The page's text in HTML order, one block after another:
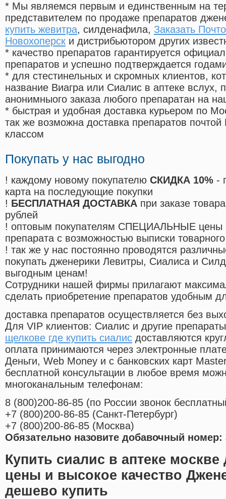
* Мы являемся первым и единственным на
представителем по продаже препаратов
купить жевитра, силденафила, Заказать
Новохоперск и дистрибьютором других
* качество препаратов гарантируется
препаратов и успешно подтверждается
* для стестинельных и скромных клиентов,
название Виагра или Сиалис в аптеке вслух,
анонимныого заказа любого препаратан на
* быстрая и удобная доставка курьером по
так же возможна доставка препаратов
классом
Покупать у нас выгодно
! каждому новому покупателю СКИДКА 10% -
карта на последующие покупки
! БЕСПЛАТНАЯ ДОСТАВКА при заказе
рублей
! оптовым покупателям СПЕЦИАЛЬНЫЕ цены
препарата с возможностью выписки
! так же у нас постоянно проводятся
покупать дженерики Левитры, Сиалиса и
выгодным ценам!
Cотрудники нашей фирмы прилагают
сделать приобретение препаратов удобным
доставка препаратов осуществляется без
Для VIP клиентов: Сиалис и другие
щелкове где купить сиалис доставляются
оплата принимаются через электронные
Деньги, Web Money и с банковских карт
бесплатной консультации в любое время
многоканальным телефонам:
8 (800)200-86-85 (по России звонок
+7 (800)200-86-85 (Санкт-Петербург)
+7 (800)200-86-85 (Москва)
Обязательно назовите добавочный номер:
Купить сиалис в аптеке
цены и высокое качество
дешево купить